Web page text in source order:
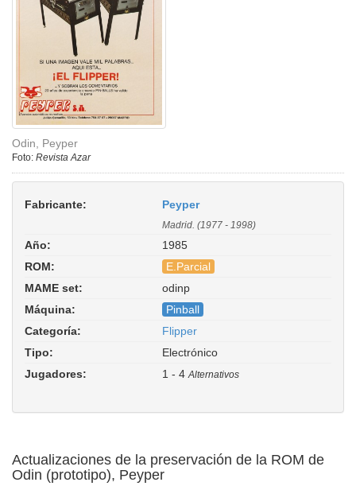
Odin, Peyper
Foto: Revista Azar
Fabricante: Peyper
Madrid. (1977 - 1998)
Año:
1985
ROM:
E.Parcial
MAME set:
odinp
Odin (prototype). ROM Parent: odin.
Driver:pinball/peyper.cpp
Máquina:
Pinball
Categoría:
Flipper
Tipo:
Electrónico
Jugadores:
1 - 4 Alternativos
Actualizaciones de la preservación de la ROM de
Odin (prototipo), Peyper